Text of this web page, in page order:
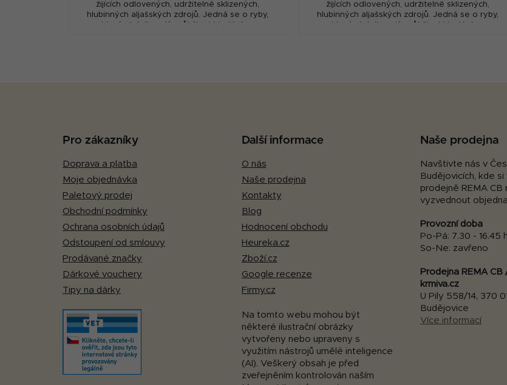
žijících odlovených, udržitelně sklizených,
hlubinných aljašských zdrojů. Jedná se o ryby,
žijících odlovených, udržitelně sklizených,
hlubinných aljašských zdrojů. Jedná se o ryby,
Pro zákazníky
Doprava a platba
Moje objednávka
Paletový prodej
Obchodní podmínky
Ochrana osobních údajů
Odstoupení od smlouvy
Prodávané značky
Dárkové vouchery
Tipy na dárky
Další informace
O nás
Naše prodejna
Kontakty
Blog
Hodnocení obchodu
Heureka.cz
Zboží.cz
Google recenze
Firmy.cz
Na tomto webu mohou být
některé ilustrační obrázky
vytvořeny nebo upraveny s
využitím nástrojů umělé inteligence
(AI). Veškerý obsah je před
zveřejněním kontrolován naším
Naše prodejna
Navštivte nás v
Budějovicích, kde
prodejně REMA CB
vyzvednout
Provozní doba
Po-Pá: 7.30 - 16.45
So-Ne: zavřeno
Prodejna REMA
krmiva.cz
U Pily 558/14, 370
Budějovice
Více informací